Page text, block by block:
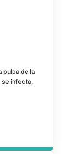
pulpa de la
se infecta.